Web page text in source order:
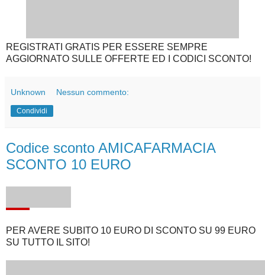
REGISTRATI GRATIS PER ESSERE SEMPRE
AGGIORNATO SULLE OFFERTE ED I CODICI SCONTO!
Unknown Nessun commento:
Condividi
Codice sconto AMICAFARMACIA
SCONTO 10 EURO
PER AVERE SUBITO 10 EURO DI SCONTO SU 99 EURO
SU TUTTO IL SITO!